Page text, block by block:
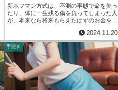
事由によって約束が果たせなかった場合に
は、債務不履行責任は問われません。不可
抗力と呼ばれるこうしたやむを得ない事情
は、責任を負うべき理由がないと認められ
るからです。債務不履行責任を正しく理解
することは、契約当事者として自分自身の
権利と義務を認識し、取引上の問題を防ぐ
上でとても大切です。例えば、商品を売る
側と買う側で商品の引き渡し時期について
しっかりと約束しておけば、後々のトラブ
ルを防ぐことができます。また、万が一、
新ホフマン方式は、不測の事態で命を失っ
たり、体に一生残る傷を負ってしまった人
が、本来なら将来もらえたはずのお金を計
して給料をもらっていたはずです。この将
来もらえるはずだったお金を、事故のせい
で失ってしまった損害として、お金で償っ
てもらう必要があります。しかし、将来も
らうはずだったお金を今もらう場合、その
お金を運用して増やすことも考えなければ
いけません。そのため、将来のお金を今の
価値に直す必要があり、この直し方のひと
2024.11.20
手続き